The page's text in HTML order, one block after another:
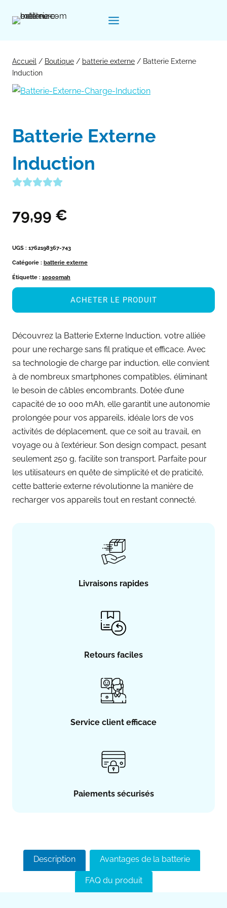
Accueil / Boutique / batterie externe / Batterie Externe
Induction
Batterie Externe
Induction
79,99 €
UGS : 1762198367-743
Catégorie : batterie externe
Étiquette : 10000mah
ACHETER LE PRODUIT
Découvrez la Batterie Externe Induction, votre alliée
pour une recharge sans fil pratique et efficace. Avec
sa technologie de charge par induction, elle convient
à de nombreux smartphones compatibles, éliminant
le besoin de câbles encombrants. Dotée d’une
capacité de 10 000 mAh, elle garantit une autonomie
prolongée pour vos appareils, idéale lors de vos
activités de déplacement, que ce soit au travail, en
voyage ou à l’extérieur. Son design compact, pesant
seulement 250 g, facilite son transport. Parfaite pour
les utilisateurs en quête de simplicité et de praticité,
cette batterie externe révolutionne la manière de
recharger vos appareils tout en restant connecté.
Livraisons rapides
Retours faciles
Service client efficace
Paiements sécurisés
Description Avantages de la batterie
FAQ du produit